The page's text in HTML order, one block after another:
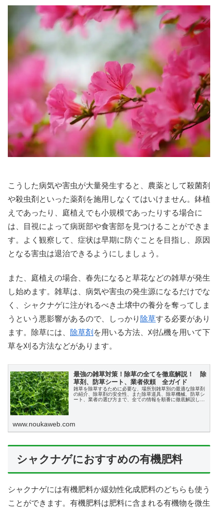
こうした病気や害虫が大量発生すると、農薬として殺菌剤
や殺虫剤といった薬剤を施用しなくてはいけません。鉢植
えであったり、庭植えでも小規模であったりする場合に
は、目視によって病斑部や食害部を見つけることができま
す。よく観察して、症状は早期に防ぐことを目指し、原因
となる害虫は退治できるようにしましょう。
また、庭植えの場合、春先になると草花などの雑草が発生
し始めます。雑草は、病気や害虫の発生源になるだけでな
く、シャクナゲに注がれるべき土壌中の養分を奪ってしま
うという悪影響があるので、しっかり 除草する必要があり
ます。除草には、
除草剤 を用いる方法、刈払機を用いて下
草を刈る方法などがあります。
最強の雑草対策！除草の全てを徹底解説！ 除
草剤、防草シート、業者依頼 全ガイド
雑草を除草するために必要な、場所別雑草別の最適な除草剤
の紹介、除草剤の安全性、また除草道具、除草機械、防草シ
ート、業者の選び方まで、全ての情報を順番に徹底解説しま
www.noukaweb.com
シャクナゲにおすすめの有機肥料
シャクナゲには有機肥料か緩効性化成肥料のどちらも使う
ことができます。有機肥料は肥料に含まれる有機物を微生